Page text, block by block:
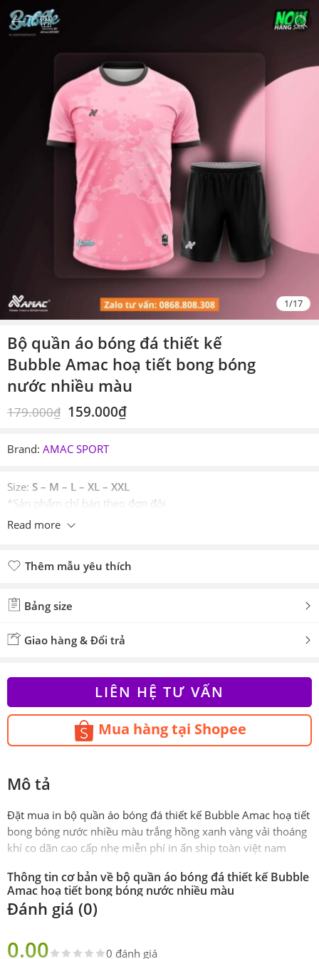
1/17
Bộ quần áo bóng đá thiết kế
Bubble Amac hoạ tiết bong bóng
nước nhiều màu
179.000₫ 159.000₫
Brand: AMAC SPORT
Size: S – M – L – XL – XXL
*Sản phẩm chỉ bán theo đơn đội
Read more
Thêm mẫu yêu thích
Bảng size
Giao hàng & Đổi trả
LIÊN HỆ TƯ VẤN
Mua hàng tại Shopee
Mô tả
Đặt mua in bộ quần áo bóng đá thiết kế Bubble Amac hoạ tiết
bong bóng nước nhiều màu trắng hồng xanh vàng vải thoáng
khí co dãn cao cấp nhẹ miễn phí in ấn ship toàn việt nam
Thông tin cơ bản về bộ quần áo bóng đá thiết kế Bubble
Amac hoạ tiết bong bóng nước nhiều màu
Phiên
Chính hãng AMAC
Đánh giá (0)
0.00 0 đánh giá